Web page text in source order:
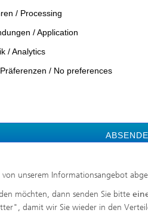
/ Processing
/ Application
/ Analytics
/ No preferences
von unserem Informationsangebot
möchten, dann senden Sie bitte
damit wir Sie wieder in den